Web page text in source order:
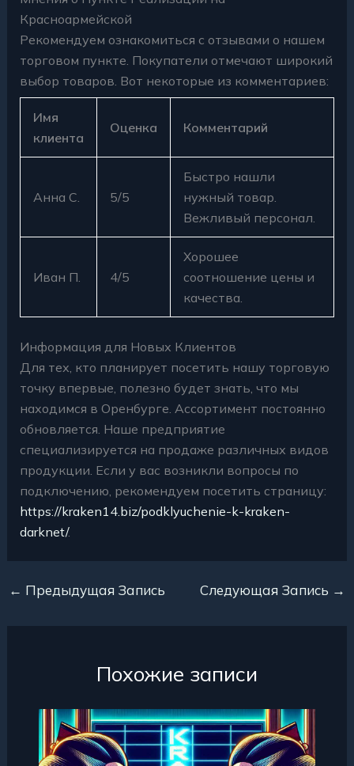
Красноармейской
Рекомендуем ознакомиться с отзывами о нашем
торговом пункте. Покупатели отмечают широкий
выбор товаров. Вот некоторые из комментариев:
Имя
клиента
Оценка Комментарий
Анна С. 5/5
Быстро нашли
нужный товар.
Вежливый персонал.
Иван П. 4/5
Хорошее
соотношение цены и
качества.
Информация для Новых Клиентов
Для тех, кто планирует посетить нашу торговую
точку впервые, полезно будет знать, что мы
находимся в Оренбурге. Ассортимент постоянно
обновляется. Наше предприятие
специализируется на продаже различных видов
продукции. Если у вас возникли вопросы по
подключению, рекомендуем посетить страницу:
https://kraken14.biz/podklyuchenie-k-kraken-
darknet/.
← Предыдущая Запись Следующая Запись →
Похожие записи